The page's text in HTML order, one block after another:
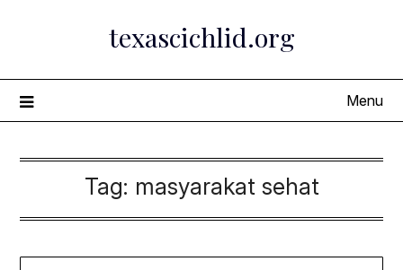
texascichlid.org
Menu
Tag: masyarakat sehat